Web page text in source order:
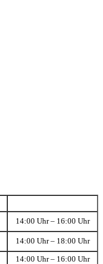
14:00 Uhr – 16:00 Uhr
14:00 Uhr – 18:00 Uhr
14:00 Uhr – 16:00 Uhr